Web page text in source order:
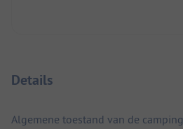
Details
Algemene toestand van de camping